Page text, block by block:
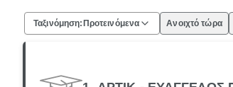
Ταξινόμηση: Προτεινόμενα Ανοιχτό τώρα